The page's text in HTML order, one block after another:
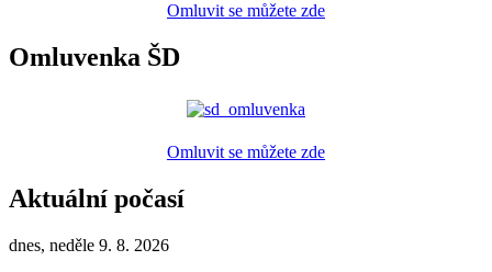
Omluvit se můžete zde
Omluvenka ŠD
Omluvit se můžete zde
Aktuální počasí
dnes, neděle 9. 8. 2026